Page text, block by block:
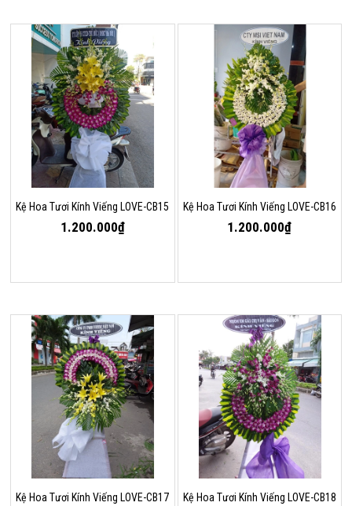
Kệ Hoa Tươi Kính Viếng LOVE-CB15
1.200.000₫
Kệ Hoa Tươi Kính Viếng LOVE-CB16
1.200.000₫
Kệ Hoa Tươi Kính Viếng LOVE-CB17 Kệ Hoa Tươi Kính Viếng LOVE-CB18